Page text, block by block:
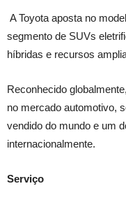
A Toyota aposta no
segmento de SUVs
híbridas e recursos
Reconhecido
no mercado automotivo,
vendido do mundo e um
internacionalmente.
Serviço